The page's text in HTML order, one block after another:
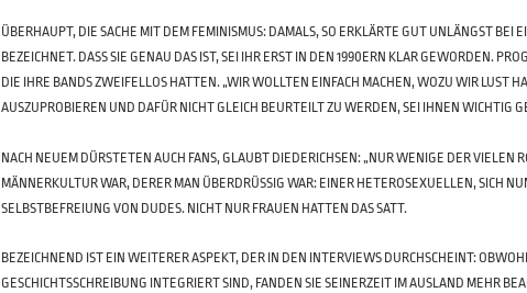
ÜBERHAUPT, DIE SACHE MIT DEM FEMINISMUS: DAMALS, SO ERKLÄRTE GUT UNLÄNGST BEI
BEZEICHNET. DASS SIE GENAU DAS IST, SEI IHR ERST IN DEN 1990ERN KLAR GEWORDEN.
DIE IHRE BANDS ZWEIFELLOS HATTEN. „WIR WOLLTEN EINFACH MACHEN, WOZU WIR LUST
AUSZUPROBIEREN UND DAFÜR NICHT GLEICH BEURTEILT ZU WERDEN, SEI IHNEN WICHTIG
NACH NEUEM DÜRSTETEN AUCH FANS, GLAUBT DIEDERICHSEN: „NUR WENIGE DER VIELEN
MÄNNERKULTUR WAR, DERER MAN ÜBERDRÜSSIG WAR: EINER HETEROSEXUELLEN, SICH
SELBSTBEFREIUNG VON DUDES. NICHT NUR FRAUEN HATTEN DAS SATT.
BEZEICHNEND IST EIN WEITERER ASPEKT, DER IN DEN INTERVIEWS DURCHSCHEINT:
GESCHICHTSSCHREIBUNG INTEGRIERT SIND, FANDEN SIE SEINERZEIT IM AUSLAND MEHR